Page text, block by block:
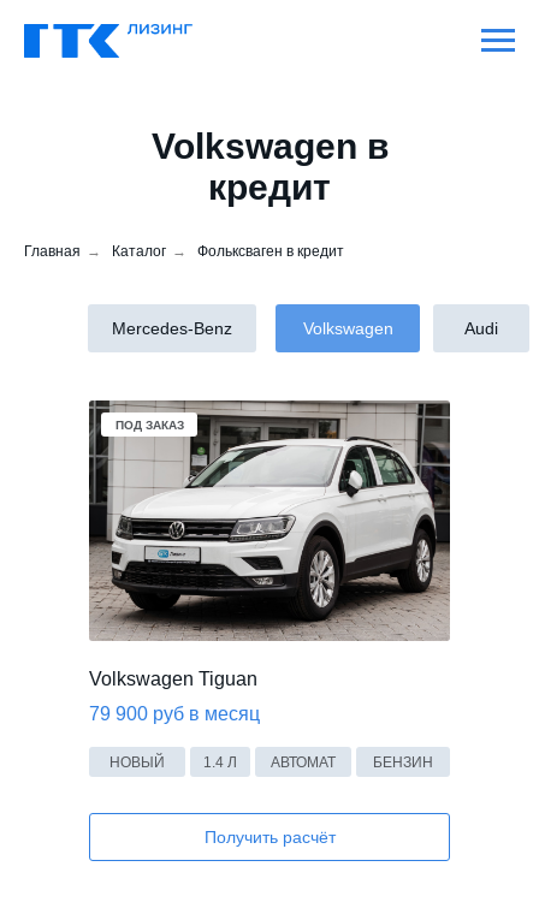
Volkswagen в
кредит
Главная → Каталог → Фольксваген в кредит
Mercedes-Benz Volkswagen Audi
Volkswagen Tiguan
79 900 руб в месяц
1.4 Л АВТОМАТ БЕНЗИН
НОВЫЙ
Получить расчёт
ПОД ЗАКАЗ